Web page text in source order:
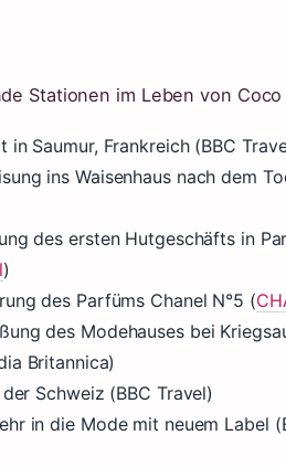
Stationen im Leben von Coco
in Saumur, Frankreich (BBC
ins Waisenhaus nach dem
des ersten Hutgeschäfts in
)
des Parfüms Chanel N°5 (
des Modehauses bei
Britannica)
Schweiz (BBC Travel)
in die Mode mit neuem Label